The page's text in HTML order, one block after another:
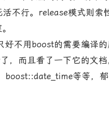
不行。release模式则
不用boost的需要编译的
，而且看了一下它的文
等等，